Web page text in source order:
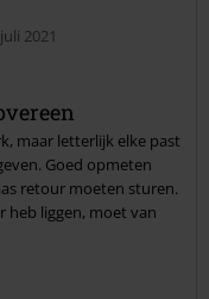
2021
maar letterlijk elke past
Goed opmeten
retour moeten sturen.
heb liggen, moet van